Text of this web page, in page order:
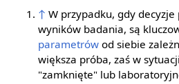
↑ W przypadku, gdy
wyników badania, są
parametrów od siebie
większa próba, zaś w
"zamknięte" lub